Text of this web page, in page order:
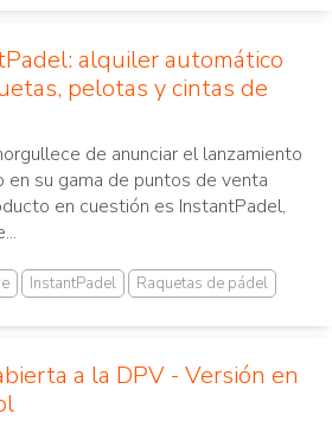
alquiler automático
pelotas y cintas de
de anunciar el lanzamiento
su gama de puntos de venta
en cuestión es InstantPadel,
InstantPadel Raquetas de pádel
a la DPV - Versión en